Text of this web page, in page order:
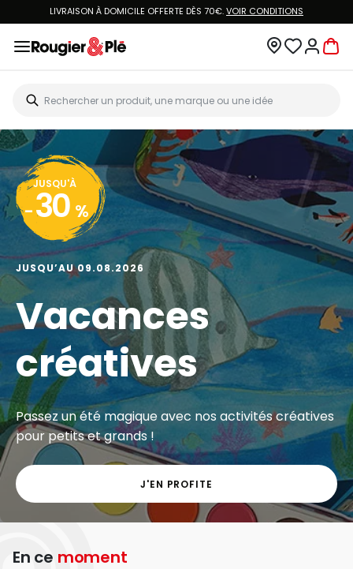
LIVRAISON À DOMICILE OFFERTE DÈS 70€.VOIR CONDITIONS
JUSQU'À
- 30 %
JUSQU’AU 09.08.2026
Vacances
créatives
Passez un été magique avec nos activités créatives
pour petits et grands !
J'EN PROFITE
En ce moment